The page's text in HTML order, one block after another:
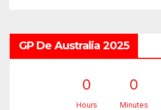
GP De Australia 2025
0
Hours
0
Minutes